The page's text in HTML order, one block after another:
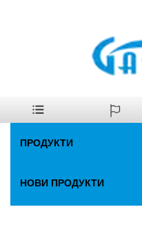
Газов
ПРОДУКТИ
НОВИ ПРОДУКТИ